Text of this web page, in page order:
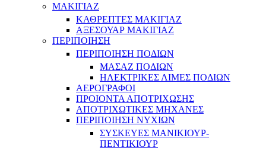
ΜΑΚΙΓΙΑΖ
ΚΑΘΡΕΠΤΕΣ ΜΑΚΙΓΙΑΖ
ΑΞΕΣΟΥΑΡ ΜΑΚΙΓΙΑΖ
ΠΕΡΙΠΟΙΗΣΗ
ΠΕΡΙΠΟΙΗΣΗ ΠΟΔΙΩΝ
ΜΑΣΑΖ ΠΟΔΙΩΝ
ΗΛΕΚΤΡΙΚΕΣ ΛΙΜΕΣ ΠΟΔΙΩΝ
ΑΕΡΟΓΡΑΦΟΙ
ΠΡΟΙΟΝΤΑ ΑΠΟΤΡΙΧΩΣΗΣ
ΑΠΟΤΡΙΧΩΤΙΚΕΣ ΜΗΧΑΝΕΣ
ΠΕΡΙΠΟΙΗΣΗ ΝΥΧΙΩΝ
ΣΥΣΚΕΥΕΣ ΜΑΝΙΚΙΟΥΡ-
ΠΕΝΤΙΚΙΟΥΡ